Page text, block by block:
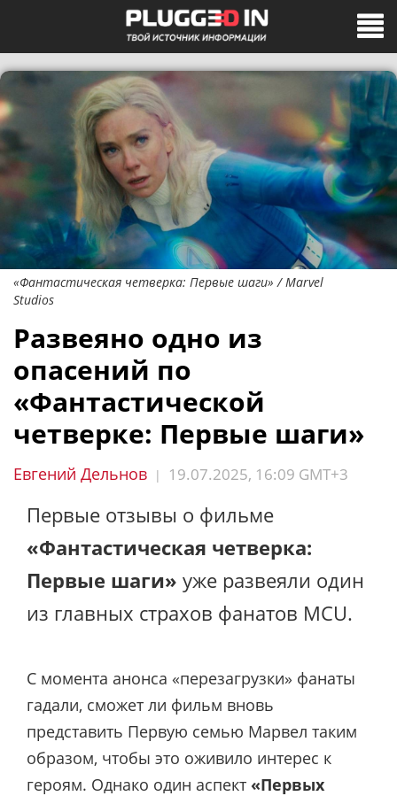
«Фантастическая четверка: Первые шаги» / Marvel
Studios
Развеяно одно из
опасений по
«Фантастической
четверке: Первые шаги»
Евгений Дельнов | 19.07.2025, 16:09 GMT+3
Первые отзывы о фильме
«Фантастическая четверка:
Первые шаги» уже развеяли один
из главных страхов фанатов MCU.
С момента анонса «перезагрузки» фанаты
гадали, сможет ли фильм вновь
представить Первую семью Марвел таким
образом, чтобы это оживило интерес к
героям. Однако один аспект «Первых